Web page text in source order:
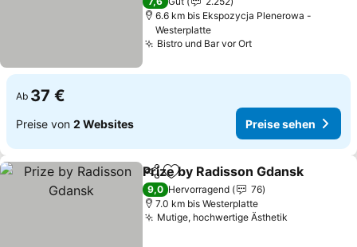
6.6 km bis Ekspozycja Plenerowa -
Westerplatte
Bistro und Bar vor Ort
Ab 37 €
Preise von 2 Websites Preise sehen
TeilenZu Favoriten hinzufügen
Prize by Radisson Gdansk
9,0 Hervorragend
76
7.0 km bis Westerplatte
Mutige, hochwertige Ästhetik